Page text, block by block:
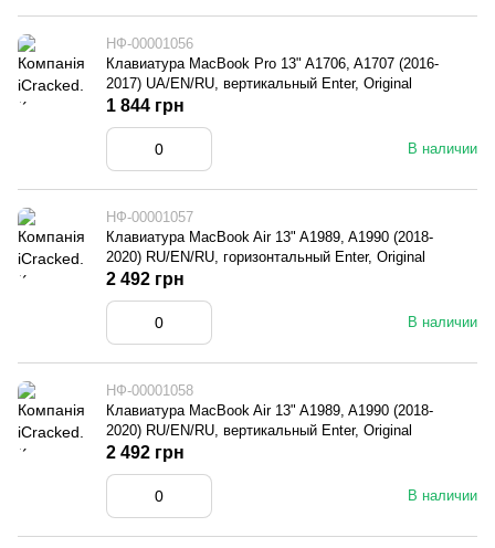
НФ-00001056
Клавиатура MacBook Pro 13" A1706, A1707 (2016-
2017) UA/EN/RU, вертикальный Enter, Original
В наличии
1 844 грн
НФ-00001057
Клавиатура MacBook Air 13" A1989, A1990 (2018-
2020) RU/EN/RU, горизонтальный Enter, Original
В наличии
2 492 грн
НФ-00001058
Клавиатура MacBook Air 13" A1989, A1990 (2018-
2020) RU/EN/RU, вертикальный Enter, Original
В наличии
2 492 грн